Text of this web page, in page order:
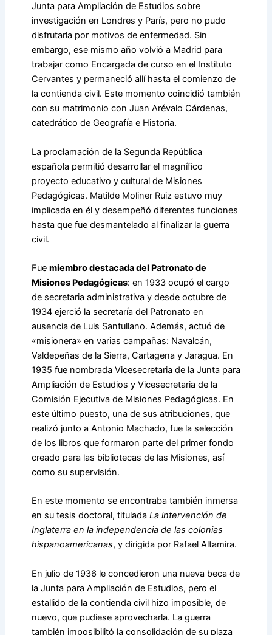
Junta para Ampliación de Estudios sobre
investigación en Londres y París, pero no pudo
disfrutarla por motivos de enfermedad. Sin
embargo, ese mismo año volvió a Madrid para
trabajar como Encargada de curso en el Instituto
Cervantes y permaneció allí hasta el comienzo de
la contienda civil. Este momento coincidió también
con su matrimonio con Juan Arévalo Cárdenas,
catedrático de Geografía e Historia.
La proclamación de la Segunda República
española permitió desarrollar el magnífico
proyecto educativo y cultural de Misiones
Pedagógicas. Matilde Moliner Ruiz estuvo muy
implicada en él y desempeñó diferentes funciones
hasta que fue desmantelado al finalizar la guerra
civil.
Fue miembro destacada del Patronato de
Misiones Pedagógicas: en 1933 ocupó el cargo
de secretaria administrativa y desde octubre de
1934 ejerció la secretaría del Patronato en
ausencia de Luis Santullano. Además, actuó de
«misionera» en varias campañas: Navalcán,
Valdepeñas de la Sierra, Cartagena y Jaragua. En
1935 fue nombrada Vicesecretaria de la Junta para
Ampliación de Estudios y Vicesecretaria de la
Comisión Ejecutiva de Misiones Pedagógicas. En
este último puesto, una de sus atribuciones, que
realizó junto a Antonio Machado, fue la selección
de los libros que formaron parte del primer fondo
creado para las bibliotecas de las Misiones, así
como su supervisión.
En este momento se encontraba también inmersa
en su tesis doctoral, titulada La intervención de
Inglaterra en la independencia de las colonias
hispanoamericanas, y dirigida por Rafael Altamira.
En julio de 1936 le concedieron una nueva beca de
la Junta para Ampliación de Estudios, pero el
estallido de la contienda civil hizo imposible, de
nuevo, que pudiese aprovecharla. La guerra
también imposibilitó la consolidación de su plaza